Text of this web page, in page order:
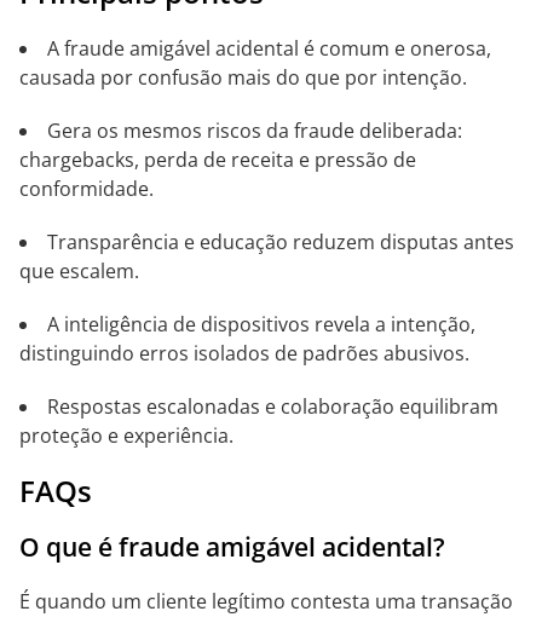
A fraude amigável acidental é comum e onerosa,
causada por confusão mais do que por intenção.
Gera os mesmos riscos da fraude deliberada:
chargebacks, perda de receita e pressão de
conformidade.
Transparência e educação reduzem disputas antes
que escalem.
A inteligência de dispositivos revela a intenção,
distinguindo erros isolados de padrões abusivos.
Respostas escalonadas e colaboração equilibram
proteção e experiência.
FAQs
O que é fraude amigável acidental?
É quando um cliente legítimo contesta uma transação